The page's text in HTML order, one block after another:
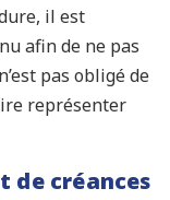
il est
afin de ne pas
pas obligé de
représenter
de créances